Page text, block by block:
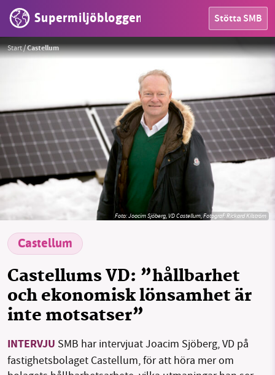
Supermiljöbloggen Stötta SMB
HEM
MILJÖFAKTA
OM OSS
Sök Sparade inlägg Tipsa oss
Instagram BlueSky
Threads
Start/Castellum
Castellum
Castellums VD: ”hållbarhet
och ekonomisk lönsamhet är
inte motsatser”
INTERVJU SMB har intervjuat Joacim Sjöberg, VD på
fastighetsbolaget Castellum, för att höra mer om
Foto: Joacim Sjöberg, VD Castellum, Fotograf: Rickard Kilström
SMB kämpar för en hållbar framtid. Sedan
starten 2010 har vår ideella redaktion drivit
miljödebatten framåt genom